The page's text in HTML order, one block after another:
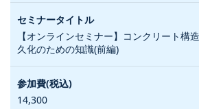
【オンラインセミナー】コンクリート構
久化のための知識(前編)
14,300